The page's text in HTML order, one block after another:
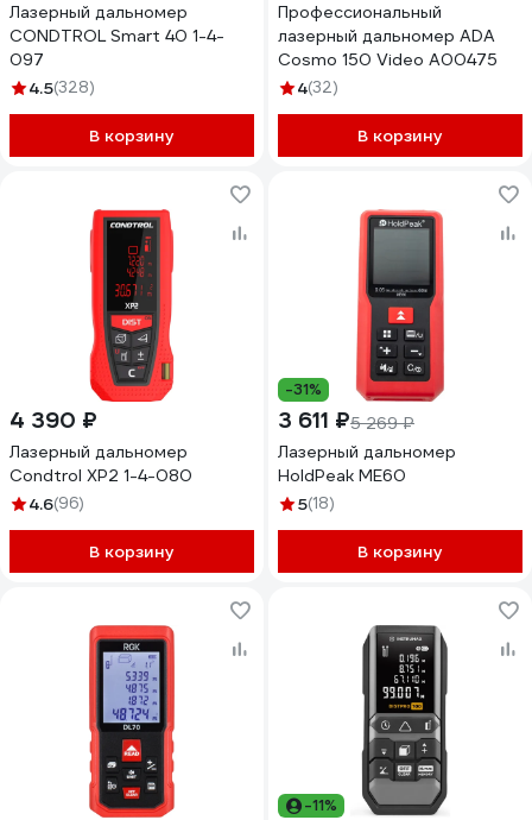
Лазерный дальномер
CONDTROL Smart 40 1-4-
097
4.5(328)
В корзину
Профессиональный
лазерный дальномер ADA
Cosmo 150 Video А00475
4(32)
В корзину
4 390 ₽
Лазерный дальномер
Condtrol XP2 1-4-080
4.6(96)
В корзину
-31%
3 611 ₽5 269 ₽
Лазерный дальномер
HoldPeak ME60
5(18)
В корзину
-11%